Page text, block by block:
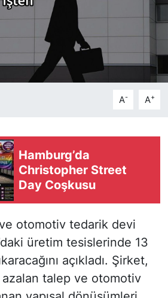
A- A+
Hamburg’da
Christopher Street
Day Coşkusu
otomotiv tedarik devi
üretim tesislerinde 13
açıkladı. Şirket,
talep ve otomotiv